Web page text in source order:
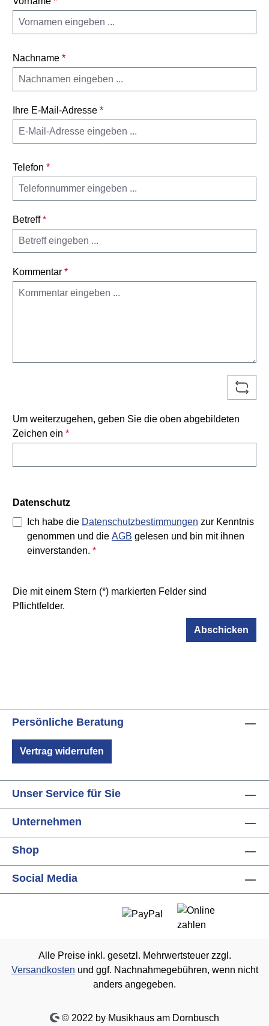
Nachname *
Ihre E-Mail-Adresse *
Telefon *
Betreff*
Kommentar *
Um weiterzugehen, geben Sie die oben abgebildeten
Zeichen ein *
Datenschutz
Ich habe die Datenschutzbestimmungen zur Kenntnis
genommen und die AGB gelesen und bin mit ihnen
einverstanden. *
Die mit einem Stern (*) markierten Felder sind
Pflichtfelder.
Abschicken
Persönliche Beratung
Vertrag widerrufen
Unser Service für Sie
Unternehmen
Shop
Social Media
Alle Preise inkl. gesetzl. Mehrwertsteuer zzgl.
Versandkosten und ggf. Nachnahmegebühren, wenn nicht
anders angegeben.
© 2022 by Musikhaus am Dornbusch